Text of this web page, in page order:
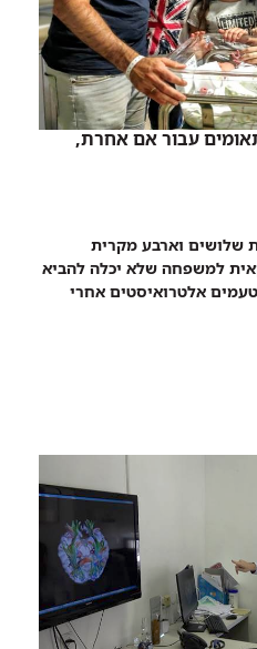
עבור אם אחרת,
שלושים וארבע מקרית
למשפחה שלא יכלה להביא
אלטרואיסטים אחרי